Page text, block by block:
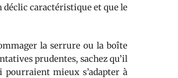
déclic caractéristique et que le
la serrure ou la boîte
prudentes, sachez qu’il
mieux s’adapter à